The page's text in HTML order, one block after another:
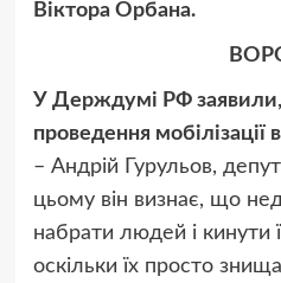
Віктора Орбана.
У Держдумі РФ
проведення
– Андрій Гурульов,
цьому він визнає, що
набрати людей і кинути
оскільки їх просто